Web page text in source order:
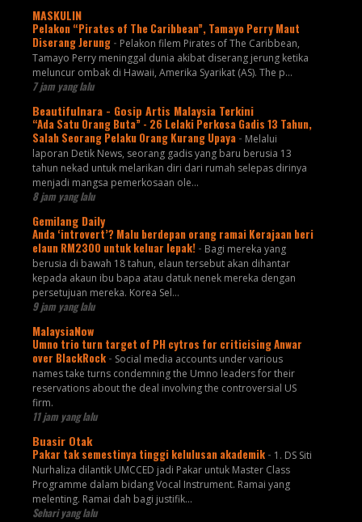
MASKULIN
Pelakon “Pirates of The Caribbean”, Tamayo Perry Maut
Diserang Jerung - Pelakon filem Pirates of The Caribbean,
Tamayo Perry meninggal dunia akibat diserang jerung ketika
meluncur ombak di Hawaii, Amerika Syarikat (AS). The p...
7 jam yang lalu
Beautifulnara - Gosip Artis Malaysia Terkini
“Ada Satu Orang Buta” - 26 Lelaki Perkosa Gadis 13 Tahun,
Salah Seorang Pelaku Orang Kurang Upaya - Melalui
laporan Detik News, seorang gadis yang baru berusia 13
tahun nekad untuk melarikan diri dari rumah selepas dirinya
menjadi mangsa pemerkosaan ole...
8 jam yang lalu
Gemilang Daily
Anda ‘introvert’? Malu berdepan orang ramai Kerajaan beri
elaun RM2300 untuk keluar lepak! - Bagi mereka yang
berusia di bawah 18 tahun, elaun tersebut akan dihantar
kepada akaun ibu bapa atau datuk nenek mereka dengan
persetujuan mereka. Korea Sel...
9 jam yang lalu
MalaysiaNow
Umno trio turn target of PH cytros for criticising Anwar
over BlackRock - Social media accounts under various
names take turns condemning the Umno leaders for their
reservations about the deal involving the controversial US
firm.
11 jam yang lalu
Buasir Otak
Pakar tak semestinya tinggi kelulusan akademik - 1. DS Siti
Nurhaliza dilantik UMCCED jadi Pakar untuk Master Class
Programme dalam bidang Vocal Instrument. Ramai yang
melenting. Ramai dah bagi justifik...
Sehari yang lalu